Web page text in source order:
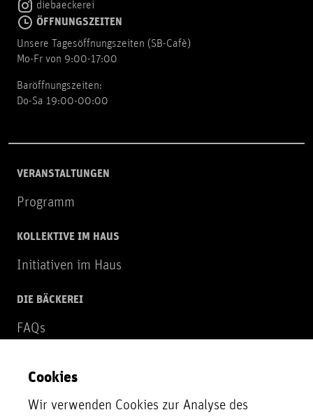
diebaeckerei
ÖFFNUNGSZEITEN
Unsere Tagesöffnungszeiten (SB-Cafè)
Mo-Fr von 9:00-17:00
Baröffnungszeiten:
Do-Sa 19:00-00:00
VERANSTALTUNGEN
Programm
KOLLEKTIVE IM HAUS
Initiativen im Haus
DIE BÄCKEREI
FAQs
NEWSLETTER
Zur Newsletter Anmeldung
Cookies
Wir verwenden Cookies zur Analyse des